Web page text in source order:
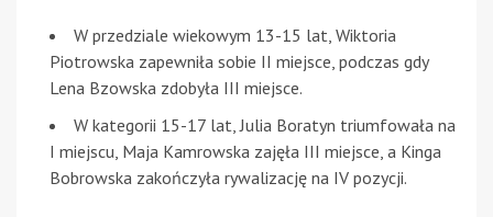
W przedziale wiekowym 13-15 lat, Wiktoria
Piotrowska zapewniła sobie II miejsce, podczas gdy
Lena Bzowska zdobyła III miejsce.
W kategorii 15-17 lat, Julia Boratyn triumfowała na
I miejscu, Maja Kamrowska zajęła III miejsce, a Kinga
Bobrowska zakończyła rywalizację na IV pozycji.